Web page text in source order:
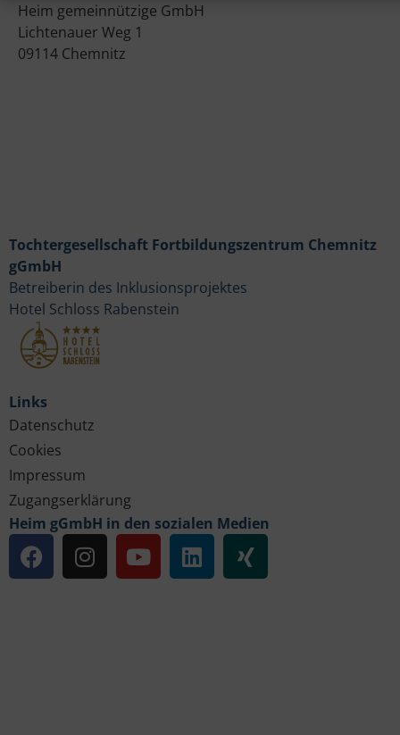
Heim gemeinnützige GmbH
Lichtenauer Weg 1
09114 Chemnitz
Links
Datenschutz
Cookies
Impressum
Zugangserklärung
Heim gGmbH in den sozialen Medien
Tochtergesellschaft Fortbildungszentrum Chemnitz
gGmbH
Betreiberin des Inklusionsprojektes
Hotel Schloss Rabenstein